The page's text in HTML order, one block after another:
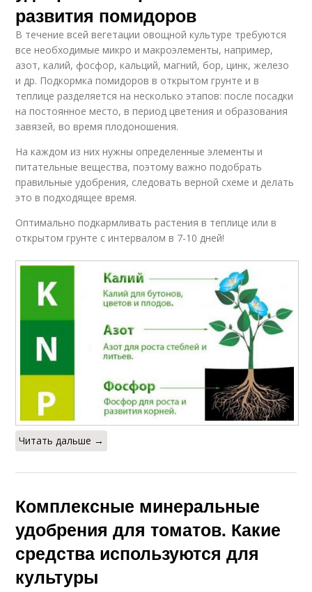
развития помидоров
В течение всей вегетации овощной культуре требуются
все необходимые микро и макроэлементы, например,
азот, калий, фосфор, кальций, магний, бор, цинк, железо
и др. Подкормка помидоров в открытом грунте и в
теплице разделяется на несколько этапов: после посадки
на постоянное место, в период цветения и образования
завязей, во время плодоношения.
На каждом из них нужны определенные элементы и
питательные вещества, поэтому важно подобрать
правильные удобрения, следовать верной схеме и делать
это в подходящее время.
Оптимально подкармливать растения в теплице или в
открытом грунте с интервалом в 7-10 дней!
Читать дальше →
Комплексные минеральные
удобрения для томатов. Какие
средства используются для
культуры